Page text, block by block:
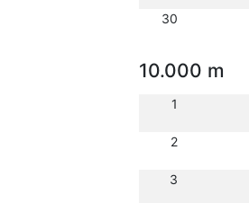
30
10.000 m
1
2
3